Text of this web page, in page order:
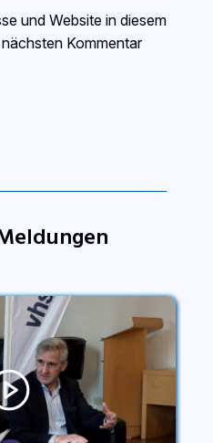
und Website in diesem
Kommentar